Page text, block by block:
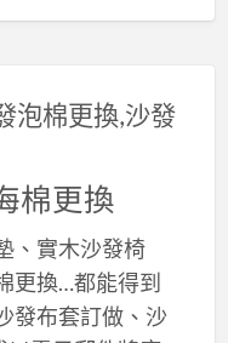
泡棉更換,沙發
棉更換
、實木沙發椅
更換…都能得到
發布套訂做、沙